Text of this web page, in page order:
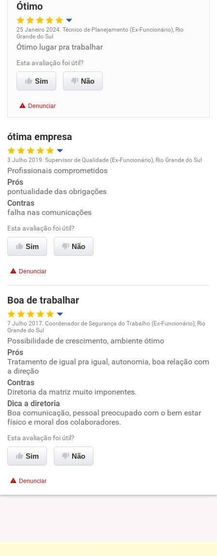
Ótimo
Oportunidade de promoção
Ambiente de trabalho
Conciliação com a vida familiar
Recomenda esta empresa
Recomenda a diretoria
25 Janeiro 2024. Técnico de Planejamento (Ex-Funcionário), Rio
Grande do Sul
Ótimo lugar pra trabalhar
Esta avaliação foi útil?
Sim Não
Denunciar
ótima empresa
Oportunidade de promoção
Ambiente de trabalho
Benefícios
Recomenda esta empresa
Recomenda a diretoria
3 Julho 2019. Supervisor de Qualidade (Ex-Funcionário), Rio Grande do Sul
Profissionais comprometidos
Prós
pontualidade das obrigações
Contras
falha nas comunicações
Esta avaliação foi útil?
Sim Não
Denunciar
Boa de trabalhar
Oportunidade de promoção
Ambiente de trabalho
Conciliação com a vida familiar
Benefícios
Recomenda a diretoria
7 Julho 2017. Coordenador de Segurança do Trabalho (Ex-Funcionário), Rio
Grande do Sul
Possibilidade de crescimento, ambiente ótimo
Prós
Tratamento de igual pra igual, autonomia, boa relação com
a direção
Contras
Diretoria da matriz muito imponentes.
Dica a diretoria
Boa comunicação, pessoal preocupado com o bem estar
físico e moral dos colaboradores.
Esta avaliação foi útil?
Sim Não
Denunciar